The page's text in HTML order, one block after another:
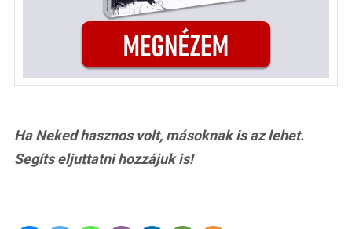
Ha Neked hasznos volt, másoknak is az lehet.
Segíts eljuttatni hozzájuk is!